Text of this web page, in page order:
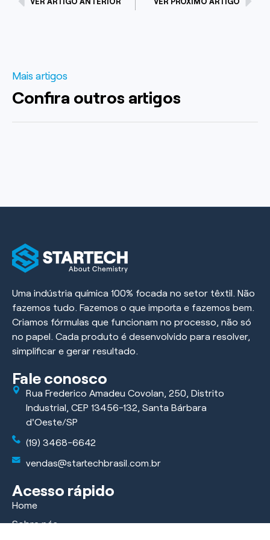
Mais artigos
Confira outros artigos
Uma indústria química 100% focada no setor têxtil. Não
fazemos tudo. Fazemos o que importa e fazemos bem.
Criamos fórmulas que funcionam no processo, não só
no papel. Cada produto é desenvolvido para resolver,
simplificar e gerar resultado.
Fale conosco
Rua Frederico Amadeu Covolan, 250, Distrito
Industrial, CEP 13456-132, Santa Bárbara
d'Oeste/SP
(19) 3468-6642
vendas@startechbrasil.com.br
Acesso rápido
Home
Sobre nós